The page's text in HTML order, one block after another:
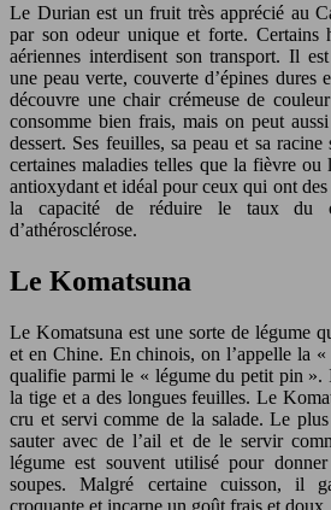
Le Durian est un fruit très apprécié au
par son odeur unique et forte. Certains
aériennes interdisent son transport. Il
une peau verte, couverte d’épines dures
découvre une chair crémeuse de
consomme bien frais, mais on peut
dessert. Ses feuilles, sa peau et sa
certaines maladies telles que la fièvre
antioxydant et idéal pour ceux qui ont
la capacité de réduire le taux du
d’athérosclérose.
Le Komatsuna
Le Komatsuna est une sorte de légume
et en Chine. En chinois, on l’appelle la
qualifie parmi le « légume du petit pin ».
la tige et a des longues feuilles. Le
cru et servi comme de la salade. Le
sauter avec de l’ail et de le servir
légume est souvent utilisé pour
soupes. Malgré certaine cuisson, il
croquante et incarne un goût frais et doux.